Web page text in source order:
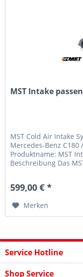
MST Intake
MST Cold Air Intake
Mercedes-Benz C180
Produktname: MST
Beschreibung Das
599,00 € *
Merken
Service Hotline
Shop Service